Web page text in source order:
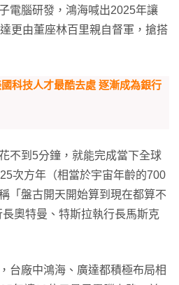
電腦研發，鴻海喊出2025年讓
更由董座林百里親自督軍，搶搭
科技人才最酷去處 逐漸成為銀行
不到5分鐘，就能完成當下全球
次方年（相當於宇宙年齡的700
「盤古開天開始算到現在都算不
奧特曼、特斯拉執行長馬斯克
台廠中鴻海、廣達都積極布局相